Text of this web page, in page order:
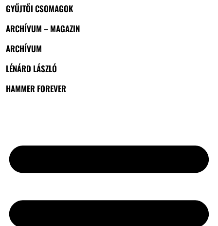
GYŰJTŐI CSOMAGOK
ARCHÍVUM – MAGAZIN
ARCHÍVUM
LÉNÁRD LÁSZLÓ
HAMMER FOREVER